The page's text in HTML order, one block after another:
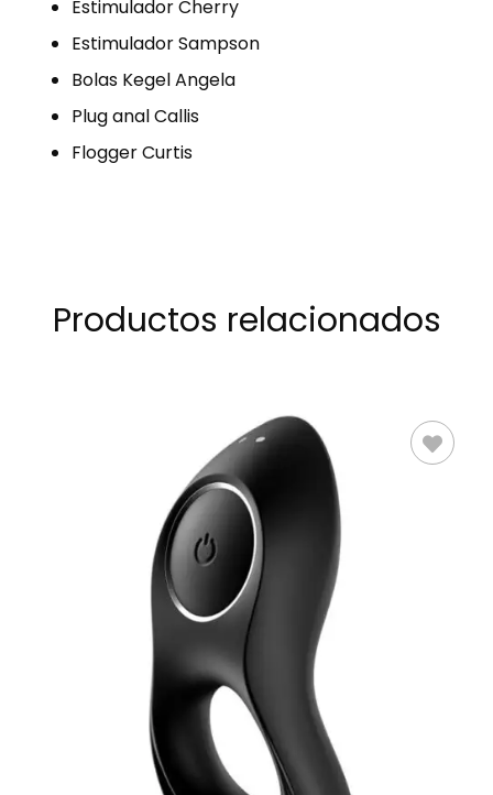
Estimulador Cherry
Estimulador Sampson
Bolas Kegel Angela
Plug anal Callis
Flogger Curtis
Productos relacionados
LEER MÁS